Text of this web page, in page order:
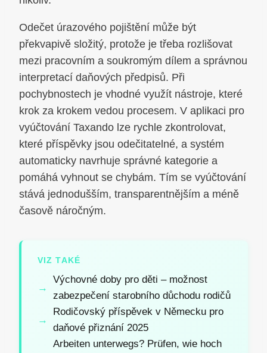
Odečet úrazového pojištění může být
překvapivě složitý, protože je třeba rozlišovat
mezi pracovním a soukromým dílem a správnou
interpretací daňových předpisů. Při
pochybnostech je vhodné využít nástroje, které
krok za krokem vedou procesem. V aplikaci pro
vyúčtování Taxando lze rychle zkontrolovat,
které příspěvky jsou odečitatelné, a systém
automaticky navrhuje správné kategorie a
pomáhá vyhnout se chybám. Tím se vyúčtování
stává jednodušším, transparentnějším a méně
časově náročným.
VIZ TAKÉ
Výchovné doby pro děti – možnost
zabezpečení starobního důchodu rodičů
Rodičovský příspěvek v Německu pro
daňové přiznání 2025
Arbeiten unterwegs? Prüfen, wie hoch